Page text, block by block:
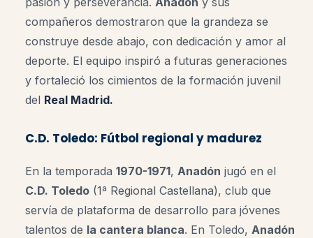
compañeros demostraron que la grandeza se
construye desde abajo, con dedicación y amor al
deporte. El equipo inspiró a futuras generaciones
y fortaleció los cimientos de la formación juvenil
del Real Madrid.
C.D. Toledo: Fútbol regional y madurez
En la temporada 1970-1971, Anadón jugó en el
C.D. Toledo (1ª Regional Castellana), club que
servía de plataforma de desarrollo para jóvenes
talentos de la cantera blanca. En Toledo, Anadón